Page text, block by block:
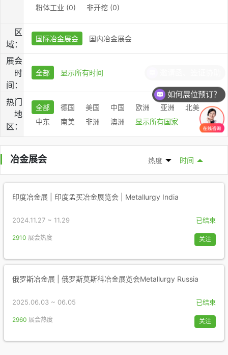
粉体工业 (0)
非开挖 (0)
区
域：
国际冶金展会 国内冶金展会
展会
时
间：
全部 显示所有时间
热门
地
区：
全部 德国 美国 中国 欧洲 亚洲
北美
中东
南美 非洲 澳洲 显示所有国家
冶金展会 热度 时间
印度冶金展 | 印度孟买冶金展览会 | Metallurgy India
2024.11.27 ~ 11.29 已结束
2910 展会热度 关注
俄罗斯冶金展 | 俄罗斯莫斯科冶金展览会Metallurgy Russia
2025.06.03 ~ 06.05 已结束
2960 展会热度 关注
如何展位预订？